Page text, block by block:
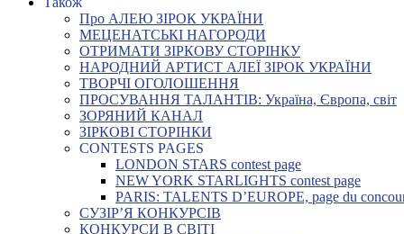
Про АЛЕЮ ЗІРОК УКРАЇНИ
МЕЦЕНАТСЬКІ НАГОРОДИ
ОТРИМАТИ ЗІРКОВУ СТОРІНКУ
НАРОДНИЙ АРТИСТ АЛЕЇ ЗІРОК УКРАЇНИ
ТВОРЧІ ОГОЛОШЕННЯ
ПРОСУВАННЯ ТАЛАНТІВ: Україна, Європа, світ
ЗОРЯНИЙ КАНАЛ
ЗІРКОВІ СТОРІНКИ
CONTESTS PAGES
LONDON STARS contest page
NEW YORK STARLIGHTS contest page
PARIS: TALENTS D’EUROPE, page du
СУЗІР’Я КОНКУРСІВ
КОНКУРСИ В СВІТІ